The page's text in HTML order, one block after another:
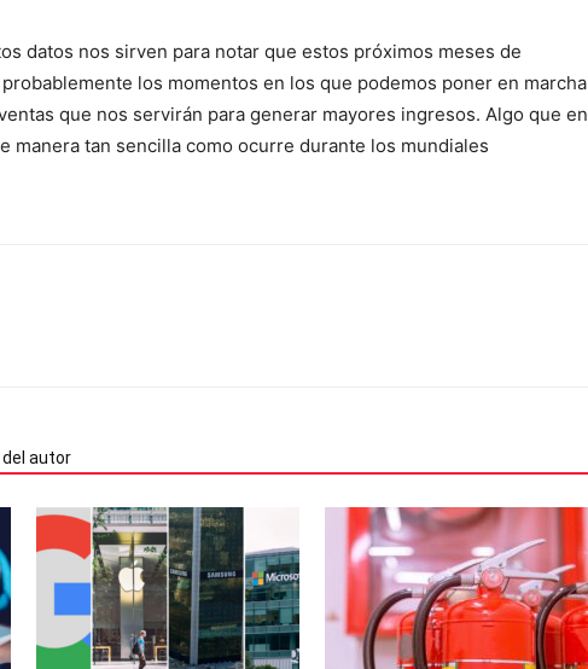
datos nos sirven para notar que estos próximos meses de
los momentos en los que podemos poner en marcha
que nos servirán para generar mayores ingresos. Algo que en
manera tan sencilla como ocurre durante los mundiales
del autor